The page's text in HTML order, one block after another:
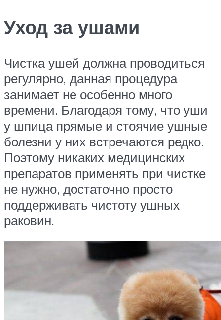
Уход за ушами
Чистка ушей должна проводиться
регулярно, данная процедура
занимает не особенно много
времени. Благодаря тому, что уши
у шпица прямые и стоячие ушные
болезни у них встречаются редко.
Поэтому никаких медицинских
препаратов применять при чистке
не нужно, достаточно просто
поддерживать чистоту ушных
раковин.